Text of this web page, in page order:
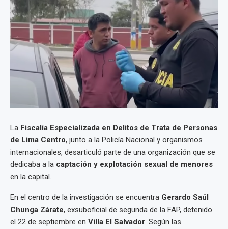
La Fiscalía Especializada en Delitos de Trata de Personas
de Lima Centro, junto a la Policía Nacional y organismos
internacionales, desarticuló parte de una organización que se
dedicaba a la captación y explotación sexual de menores
en la capital.
En el centro de la investigación se encuentra Gerardo Saúl
Chunga Zárate, exsuboficial de segunda de la FAP, detenido
el 22 de septiembre en Villa El Salvador. Según las